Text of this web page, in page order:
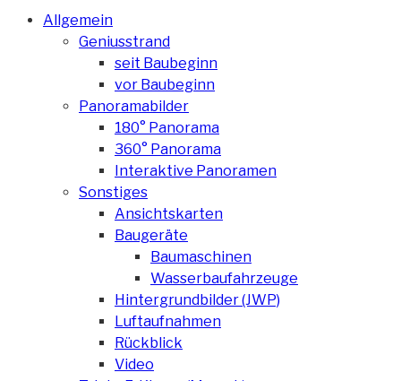
Allgemein
Geniusstrand
seit Baubeginn
vor Baubeginn
Panoramabilder
180° Panorama
360° Panorama
Interaktive Panoramen
Sonstiges
Ansichtskarten
Baugeräte
Baumaschinen
Wasserbaufahrzeuge
Hintergrundbilder (JWP)
Luftaufnahmen
Rückblick
Video